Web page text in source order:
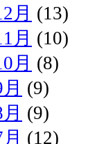
月 (13)
月 (10)
月 (8)
(9)
(9)
(12)